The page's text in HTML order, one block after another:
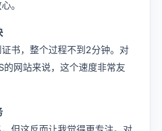
。
书，整个过程不到2分钟。对
的网站来说，这个速度非常友